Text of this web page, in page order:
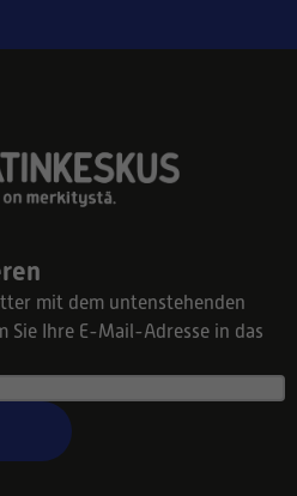
mit dem untenstehenden
Sie Ihre E-Mail-Adresse in das